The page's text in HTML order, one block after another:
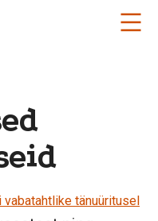
vabatahtlike tänuüritusel